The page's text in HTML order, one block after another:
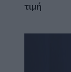
τιμή